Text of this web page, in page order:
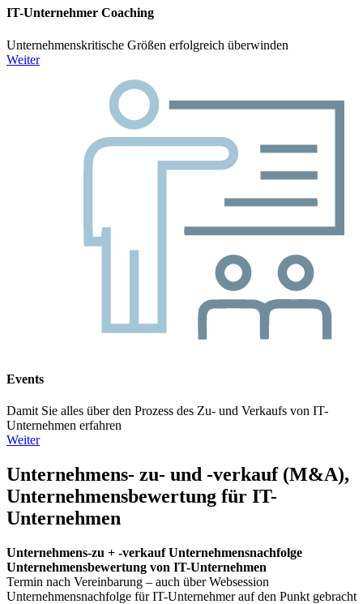
IT-Unternehmer Coaching
Unternehmenskritische Größen erfolgreich überwinden
Weiter
Events
Damit Sie alles über den Prozess des Zu- und Verkaufs von IT-
Unternehmen erfahren
Weiter
Unternehmens- zu- und -verkauf (M&A),
Unternehmensbewertung für IT-
Unternehmen
Unternehmens-zu + -verkauf Unternehmensnachfolge
Unternehmensbewertung von IT-Unternehmen
Termin nach Vereinbarung – auch über Websession
Unternehmensnachfolge für IT-Unternehmer auf den Punkt gebracht